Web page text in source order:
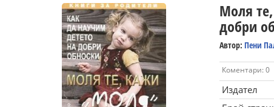
Моля
добри
Автор: Пени
Коментари: 0
Издател